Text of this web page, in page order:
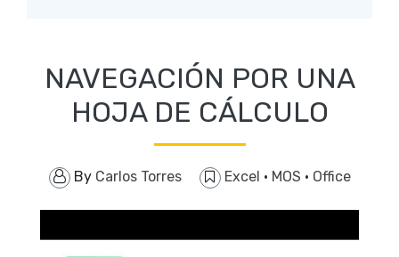
NAVEGACIÓN POR UNA
HOJA DE CÁLCULO
By Carlos Torres Excel · MOS · Office